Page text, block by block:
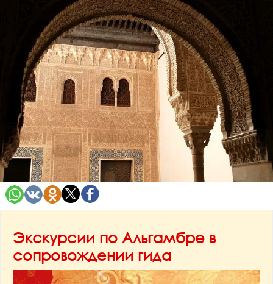
Экскурсии по Альгамбре в
сопровождении гида